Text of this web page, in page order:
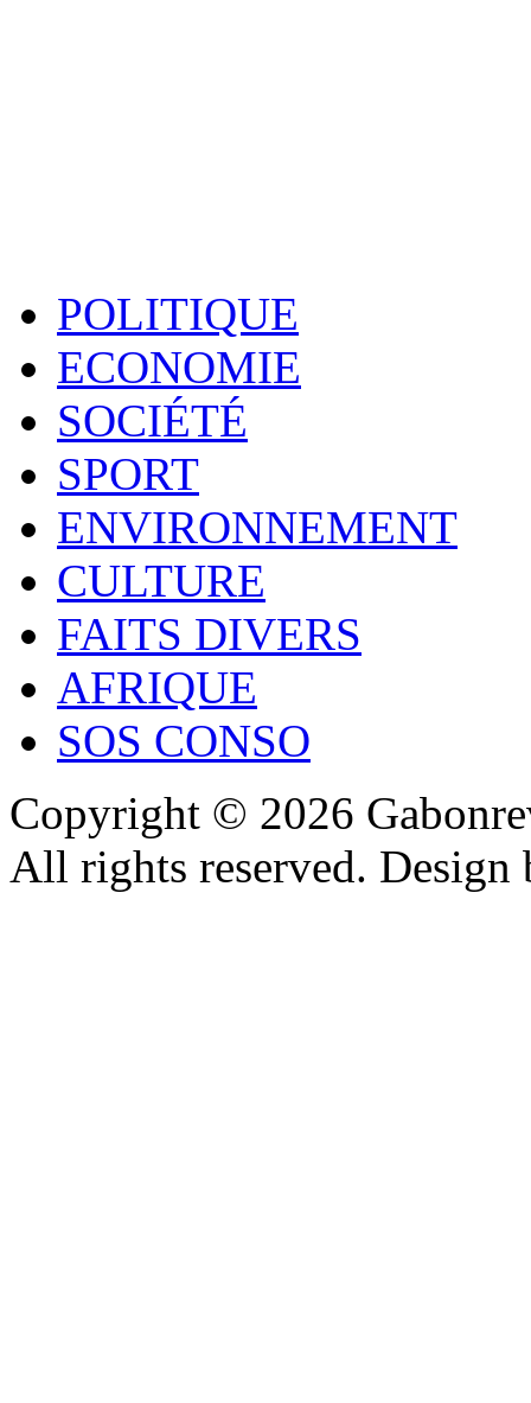
POLITIQUE
ECONOMIE
SOCIÉTÉ
SPORT
ENVIRONNEMENT
CULTURE
FAITS DIVERS
AFRIQUE
SOS CONSO
Copyright © 2026
All rights reserved.